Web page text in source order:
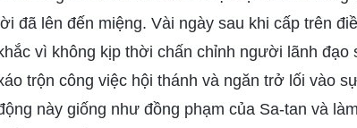
lời đã lên đến miệng. Vài ngày sau khi cấp trên
vì không kịp thời chấn chỉnh người lãnh
trộn công việc hội thánh và ngăn trở lối vào
này giống như đồng phạm của Sa-tan và